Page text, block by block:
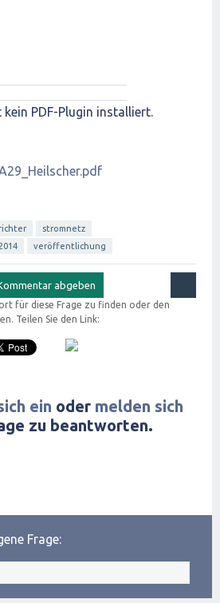
PDF-Plugin installiert.
stromnetz
veröffentlichung
für diese Frage zu finden oder den
Teilen Sie den Link:
ein oder melden sich
zu beantworten.
Frage: